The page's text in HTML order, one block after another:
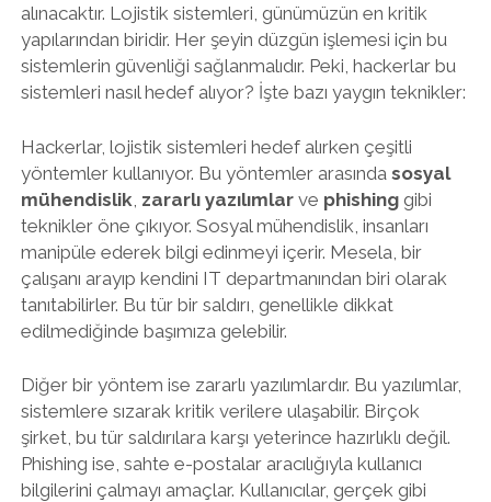
alınacaktır. Lojistik sistemleri, günümüzün en kritik
yapılarından biridir. Her şeyin düzgün işlemesi için bu
sistemlerin güvenliği sağlanmalıdır. Peki, hackerlar bu
sistemleri nasıl hedef alıyor? İşte bazı yaygın teknikler:
Hackerlar, lojistik sistemleri hedef alırken çeşitli
yöntemler kullanıyor. Bu yöntemler arasında sosyal
mühendislik zararlı yazılımlarve phishinggibi
teknikler öne çıkıyor. Sosyal mühendislik, insanları
manipüle ederek bilgi edinmeyi içerir. Mesela, bir
çalışanı arayıp kendini IT departmanından biri olarak
tanıtabilirler. Bu tür bir saldırı, genellikle dikkat
edilmediğinde başımıza gelebilir.
Diğer bir yöntem ise zararlı yazılımlardır. Bu yazılımlar,
sistemlere sızarak kritik verilere ulaşabilir. Birçok
şirket, bu tür saldırılara karşı yeterince hazırlıklı değil.
Phishing ise, sahte e-postalar aracılığıyla kullanıcı
bilgilerini çalmayı amaçlar. Kullanıcılar, gerçek gibi